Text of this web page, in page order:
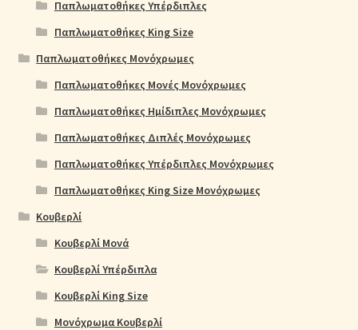
Παπλωματοθήκες Υπέρδιπλες
Παπλωματοθήκες King Size
Παπλωματοθήκες Μονόχρωμες
Παπλωματοθήκες Μονές Μονόχρωμες
Παπλωματοθήκες Ημίδιπλες Μονόχρωμες
Παπλωματοθήκες Διπλές Μονόχρωμες
Παπλωματοθήκες Υπέρδιπλες Μονόχρωμες
Παπλωματοθήκες King Size Μονόχρωμες
Κουβερλί
Κουβερλί Μονά
Κουβερλί Υπέρδιπλα
Κουβερλί King Size
Μονόχρωμα Κουβερλί